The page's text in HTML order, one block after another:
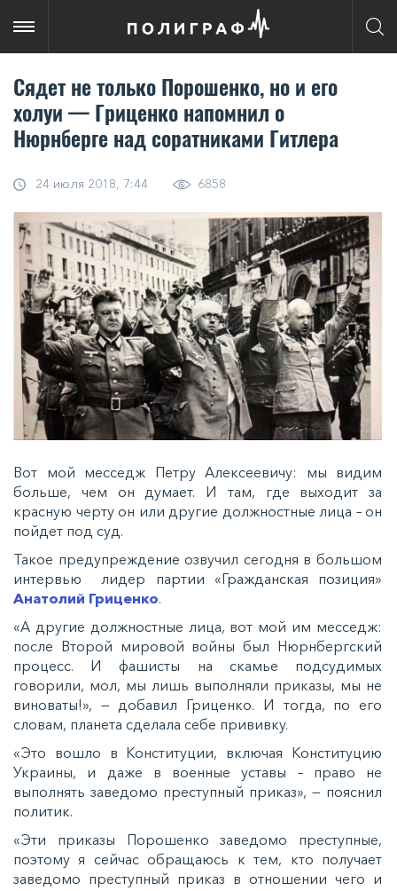
Сядет не только Порошенко, но и его
холуи — Гриценко напомнил о
Нюрнберге над соратниками Гитлера
24 июля 2018, 7:44 6858
Вот мой месседж Петру Алексеевичу: мы видим
больше, чем он думает. И там, где выходит за
красную черту он или другие должностные лица – он
пойдет под суд.
Такое предупреждение озвучил сегодня в большом
интервью лидер партии «Гражданская позиция»
Анатолий Гриценко.
«А другие должностные лица, вот мой им месседж:
после Второй мировой войны был Нюрнбергский
процесс. И фашисты на скамье подсудимых
говорили, мол, мы лишь выполняли приказы, мы не
виноваты!», — добавил Гриценко. И тогда, по его
словам, планета сделала себе прививку.
«Это вошло в Конституции, включая Конституцию
Украины, и даже в военные уставы – право не
выполнять заведомо преступный приказ», — пояснил
политик.
«Эти приказы Порошенко заведомо преступные,
поэтому я сейчас обращаюсь к тем, кто получает
заведомо преступный приказ в отношении чего и